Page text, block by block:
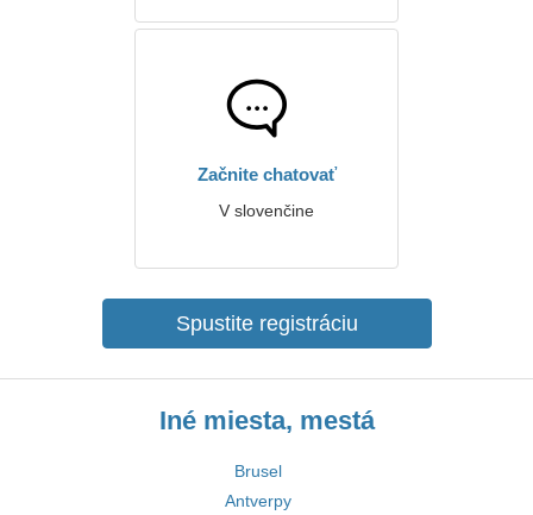
Začnite chatovať
V slovenčine
Spustite registráciu
Iné miesta, mestá
Brusel
Antverpy